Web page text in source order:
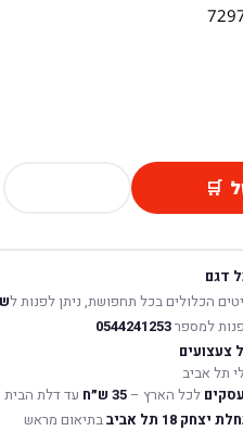
דגם
הכלולים בכל תחפושת, ניתן לפנות ל
למספר0544241253
צעצועים
לכל הארץ –35 ש״ח עד דלת הבית
יצחק 18 תל אביב בתיאום מראש